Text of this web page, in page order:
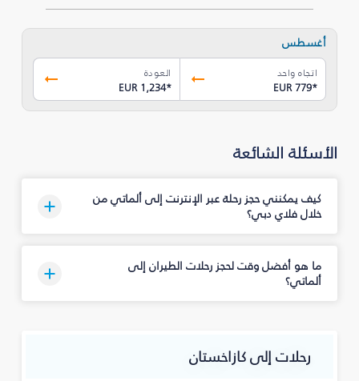
أغسطس
اتجاه واحد
EUR 779*
العودة
EUR 1,234*
الأسئلة الشائعة
كيف يمكنني حجز رحلة عبر الإنترنت إلى ألماتي من
خلال فلاي دبي؟
ما هو أفضل وقت لحجز رحلات الطيران إلى
ألماتي؟
رحلات إلى كازاخستان